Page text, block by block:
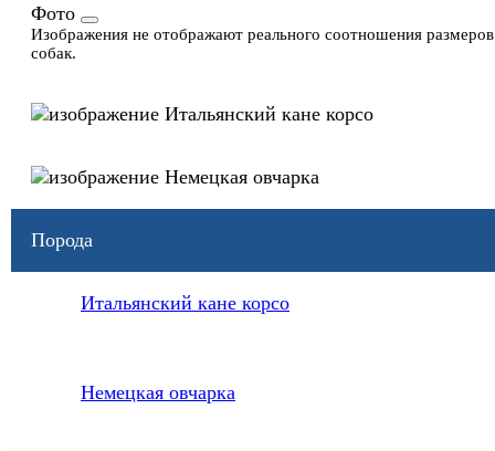
Фото
Изображения не отображают реального соотношения размеров
собак.
Порода
Итальянский кане корсо
Немецкая овчарка